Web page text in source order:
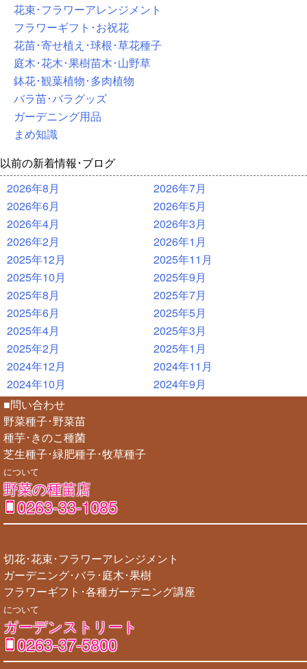
花束･フラワーアレンジメント
フラワーギフト･お祝花
花苗･寄せ植え･球根･草花種子
庭木･花木･果樹苗木･山野草
鉢花･観葉植物･多肉植物
バラ苗･バラグッズ
ガーデニング用品
まめ知識
以前の新着情報･ブログ
2026年8月
2026年7月
2026年6月
2026年5月
2026年4月
2026年3月
2026年2月
2026年1月
2025年12月
2025年11月
2025年10月
2025年9月
2025年8月
2025年7月
2025年6月
2025年5月
2025年4月
2025年3月
2025年2月
2025年1月
2024年12月
2024年11月
2024年10月
2024年9月
■問い合わせ
野菜種子･野菜苗
種芋･きのこ種菌
芝生種子･緑肥種子･牧草種子
について
野菜の種苗店
0263-33-1085
切花･花束･フラワーアレンジメント
ガーデニング･バラ･庭木･果樹
フラワーギフト･各種ガーデニング講座
について
ガーデンストリート
0263-37-5800